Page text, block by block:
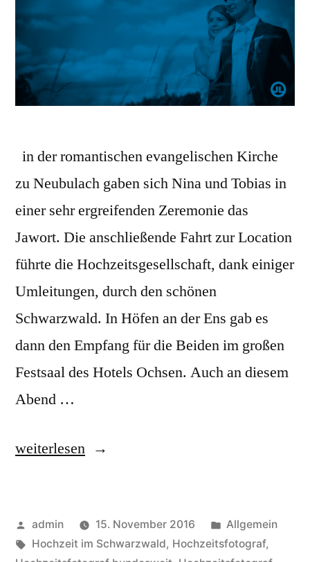
in der romantischen evangelischen Kirche
zu Neubulach gaben sich Nina und Tobias in
einer sehr ergreifenden Zeremonie das
Jawort. Die anschließende Fahrt zur Location
führte die Hochzeitsgesellschaft, dank einiger
Umleitungen, durch den schönen
Schwarzwald. In Höfen an der Ens gab es
dann den Empfang für die Beiden im großen
Festsaal des Hotels Ochsen. Auch an diesem
Abend …
„Schwarzwald
weiterlesen
Veröffentlicht
von
admin 15. November 2016
Veröffentlicht
unter
Allgemein
Schlagwörter:
Hochzeit im Schwarzwald, Hochzeitsfotograf,